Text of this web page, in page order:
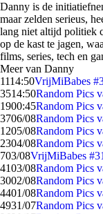
Danny is de
maar zelden serieus,
lang niet altijd politiek
op de kast te jagen,
films, series, tech en
Meer van Danny
1114:50VrijMiBabes
3514:50Random Pics
1900:45Random Pics
3706/08Random Pics
1205/08Random Pics
2304/08Random Pics
703/08VrijMiBabes
4103/08Random Pics
3002/08Random Pics
4401/08Random Pics
4931/07Random Pics